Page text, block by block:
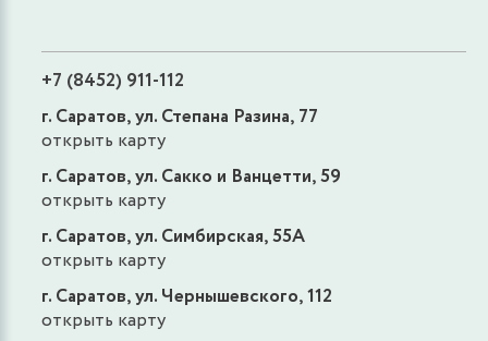
+7 (8452) 911-112
г. Саратов, ул. Степана Разина, 77
открыть карту
г. Саратов, ул. Сакко и Ванцетти, 59
открыть карту
г. Саратов, ул. Симбирская, 55А
открыть карту
г. Саратов, ул. Чернышевского, 112
открыть карту